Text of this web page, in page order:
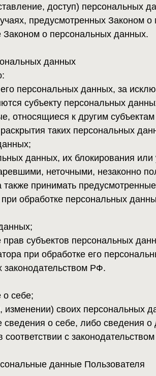
их блокирования или
неточными, незаконно
предусмотренные законом
персональных данных или в
обработке его персональных данных;
РФ.
своих персональных данных.
о себе, либо сведения о другом
данные Пользователя
по месту жительства и (или) по месту
данных о посетителях (в т.ч.
и других).
объединены общим понятием
касающихся расовой,
интимной жизни,
из числа
допускается, если соблюдаются
разрешенных для